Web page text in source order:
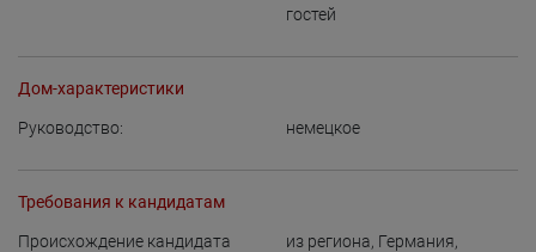
гостей
Дом-характеристики
Руководство: немецкое
Требования к кандидатам
Происхождение кандидата
из региона, Германия,